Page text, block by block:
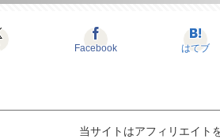
Facebook はてブ
当サイトはアフィリエイト